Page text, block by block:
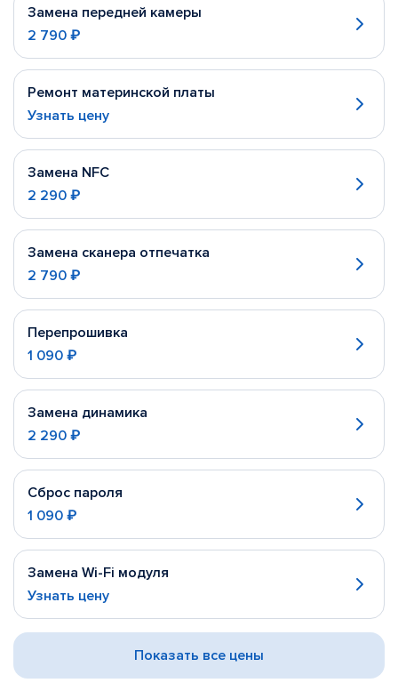
Замена передней камеры
2 790 ₽
Ремонт материнской платы
Узнать цену
Замена NFC
2 290 ₽
Замена сканера отпечатка
2 790 ₽
Перепрошивка
1 090 ₽
Замена динамика
2 290 ₽
Сброс пароля
1 090 ₽
Замена Wi-Fi модуля
Узнать цену
Показать все цены